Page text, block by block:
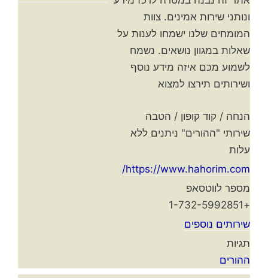
ונותני שירות אמינים. צוות
המומחים שלנו ישמחו לענות על
שאלות במגוון נושאים. נשמח
לשמוע מכם איזה מידע נוסף
ושירותים תירצו למצוא
הנחה / קוד קופון / הטבה
שירותי "ההורים" ניתנים ללא
עלות
https://www.hahorim.com/
מספר לווטסאפ
+1-732-5992851
שירותים נוספים
תגיות
ההורים